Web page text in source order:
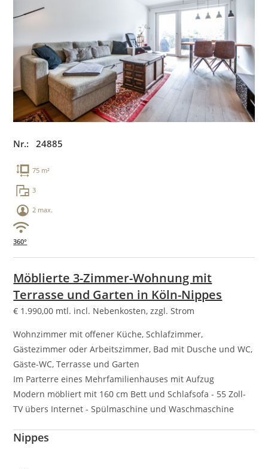
Nr.: 24885
75 m²
3
2 max.
360°
Möblierte 3-Zimmer-Wohnung mit
Terrasse und Garten in Köln-Nippes
€ 1.990,00 mtl. incl. Nebenkosten, zzgl. Strom
Wohnzimmer mit offener Küche, Schlafzimmer,
Gästezimmer oder Arbeitszimmer, Bad mit Dusche und WC,
Gäste-WC, Terrasse und Garten
Im Parterre eines Mehrfamilienhauses mit Aufzug
Modern möbliert mit 160 cm Bett und Schlafsofa - 55 Zoll-
TV übers Internet - Spülmaschine und Waschmaschine
Nippes